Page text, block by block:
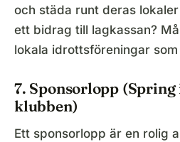
och städa runt deras
ett bidrag till lagkassan?
lokala idrottsföreningar
7. Sponsorlopp
klubben)
Ett sponsorlopp är en rolig